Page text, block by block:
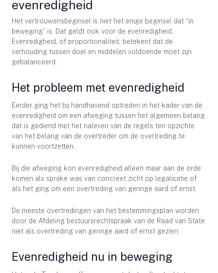
evenredigheid
Het vertrouwensbeginsel is niet het enige beginsel dat “in
beweging” is. Dat geldt ook voor de evenredigheid.
Evenredigheid, of proportionaliteit, betekent dat de
verhouding tussen doel en middelen voldoende moet zijn
gebalanceerd.
Het probleem met evenredigheid
Eerder ging het bij handhavend optreden in het kader van de
evenredigheid om een afweging tussen het algemeen belang
dat is gediend met het naleven van de regels ten opzichte
van het belang van de overtreder om de overtreding te
kunnen voortzetten.
Bij die afweging kon evenredigheid alleen maar aan de orde
komen als sprake was van concreet zicht op legalisatie of
als het ging om een overtreding van geringe aard of ernst.
De meeste overtredingen van het bestemmingsplan worden
door de Afdeling bestuursrechtspraak van de Raad van State
niet als overtreding van geringe aard of ernst gezien.
Evenredigheid nu in beweging